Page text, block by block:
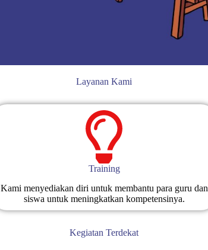
Layanan Kami
Training
Kami menyediakan diri untuk membantu para guru dan
siswa untuk meningkatkan kompetensinya.
Kegiatan Terdekat